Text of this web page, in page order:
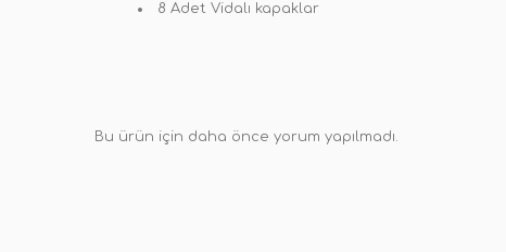
8 Adet Vidalı kapaklar
Bu ürün için daha önce yorum yapılmadı.